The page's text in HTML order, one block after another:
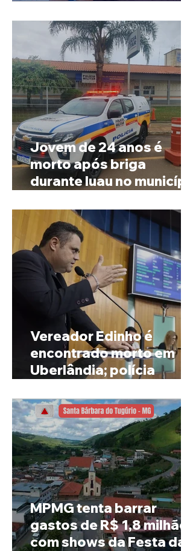
Jovem de 24 anos é
morto após briga
durante luau no município
Vereador Edinho é
encontrado morto em
Uberlândia; polícia
MPMG tenta barrar
gastos de R$ 1,8 milhão
com shows da Festa da